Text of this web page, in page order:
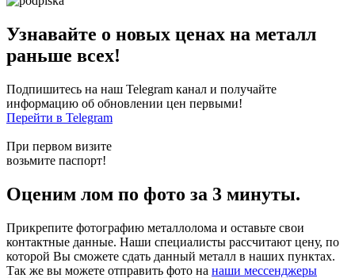
Узнавайте о новых ценах на металл
раньше всех!
Подпишитесь на наш Telegram канал и получайте
информацию об обновлении цен первыми!
Перейти в Telegram
При первом визите
возьмите паспорт!
Оценим лом по фото за 3 минуты.
Прикрепите фотографию металлолома и оставьте свои
контактные данные. Наши специалисты рассчитают цену, по
которой Вы сможете сдать данный металл в наших пунктах.
Так же вы можете отправить фото на наши мессенджеры